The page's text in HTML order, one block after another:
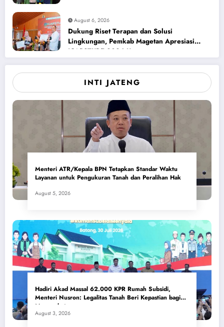
August 6, 2026
Dukung Riset Terapan dan Solusi
Lingkungan, Pemkab Magetan Apresiasi
ICAPSTURE 2026 Unesa
INTI JATENG
Menteri ATR/Kepala BPN Tetapkan Standar Waktu
Layanan untuk Pengukuran Tanah dan Peralihan Hak
August 5, 2026
Hadiri Akad Massal 62.000 KPR Rumah Subsidi,
Menteri Nusron: Legalitas Tanah Beri Kepastian bagi
Masyarakat
August 3, 2026